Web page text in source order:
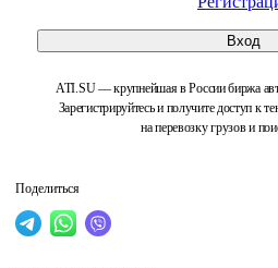
Вход
ATI.SU — крупнейшая в России биржа
Зарегистрируйтесь и получите доступ к
на перевозку грузов и
Поделиться